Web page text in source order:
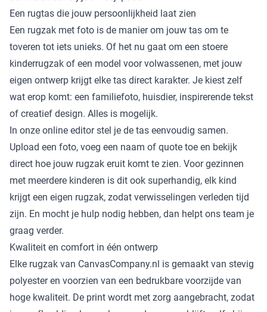
Een rugtas die jouw persoonlijkheid laat zien
Een rugzak met foto is de manier om jouw tas om te
toveren tot iets unieks. Of het nu gaat om een stoere
kinderrugzak of een model voor volwassenen, met jouw
eigen ontwerp krijgt elke tas direct karakter. Je kiest zelf
wat erop komt: een familiefoto, huisdier, inspirerende tekst
of creatief design. Alles is mogelijk.
In onze online editor stel je de tas eenvoudig samen.
Upload een foto, voeg een naam of quote toe en bekijk
direct hoe jouw rugzak eruit komt te zien. Voor gezinnen
met meerdere kinderen is dit ook superhandig, elk kind
krijgt een eigen rugzak, zodat verwisselingen verleden tijd
zijn. En mocht je hulp nodig hebben, dan helpt ons team je
graag verder.
Kwaliteit en comfort in één ontwerp
Elke rugzak van CanvasCompany.nl is gemaakt van stevig
polyester en voorzien van een bedrukbare voorzijde van
hoge kwaliteit. De print wordt met zorg aangebracht, zodat